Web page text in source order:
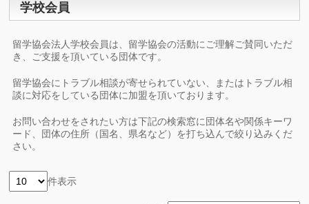
学校会員
留学協会法人学校会員は、留学協会の活動にご理解ご賛同いただ
き、ご支援を頂いている団体です。
留学協会にトラブル相談が寄せられていない、またはトラブル相
談に対応をしている団体に加盟を頂いております。
お問い合わせをされたい方は下記の検索窓に団体名や関係キーワ
ード、団体の住所（国名、県名など）を打ち込んで絞り込みくだ
さい。
件表示